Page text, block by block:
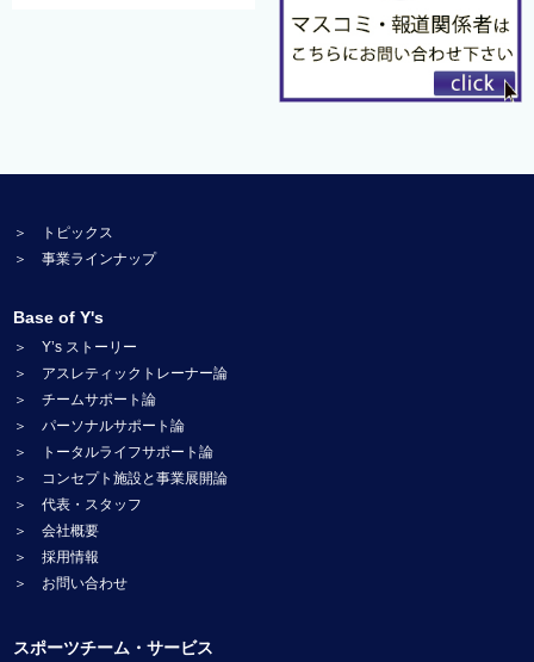
＞ トピックス
＞ 事業ラインナップ
Base of Y's
＞ Y’s ストーリー
＞ アスレティックトレーナー論
＞ チームサポート論
＞ パーソナルサポート論
＞ トータルライフサポート論
＞ コンセプト施設と事業展開論
＞ 代表・スタッフ
＞ 会社概要
＞ 採用情報
＞ お問い合わせ
スポーツチーム・サービス